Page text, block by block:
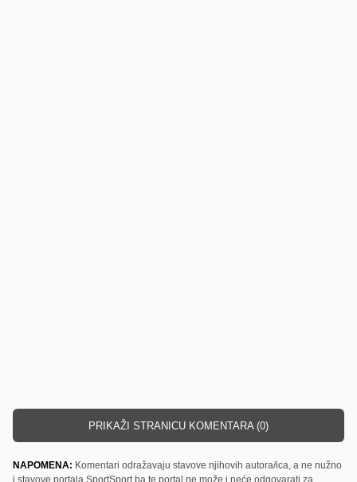
PRIKAŽI STRANICU KOMENTARA (0)
NAPOMENA: Komentari odražavaju stavove njihovih autora/ica, a ne nužno
i stavove portala SportSport.ba te portal ne može i neće odgovarati za